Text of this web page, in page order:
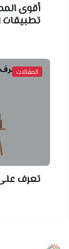
أقوى
تطبيقات
المقالات
تعرف